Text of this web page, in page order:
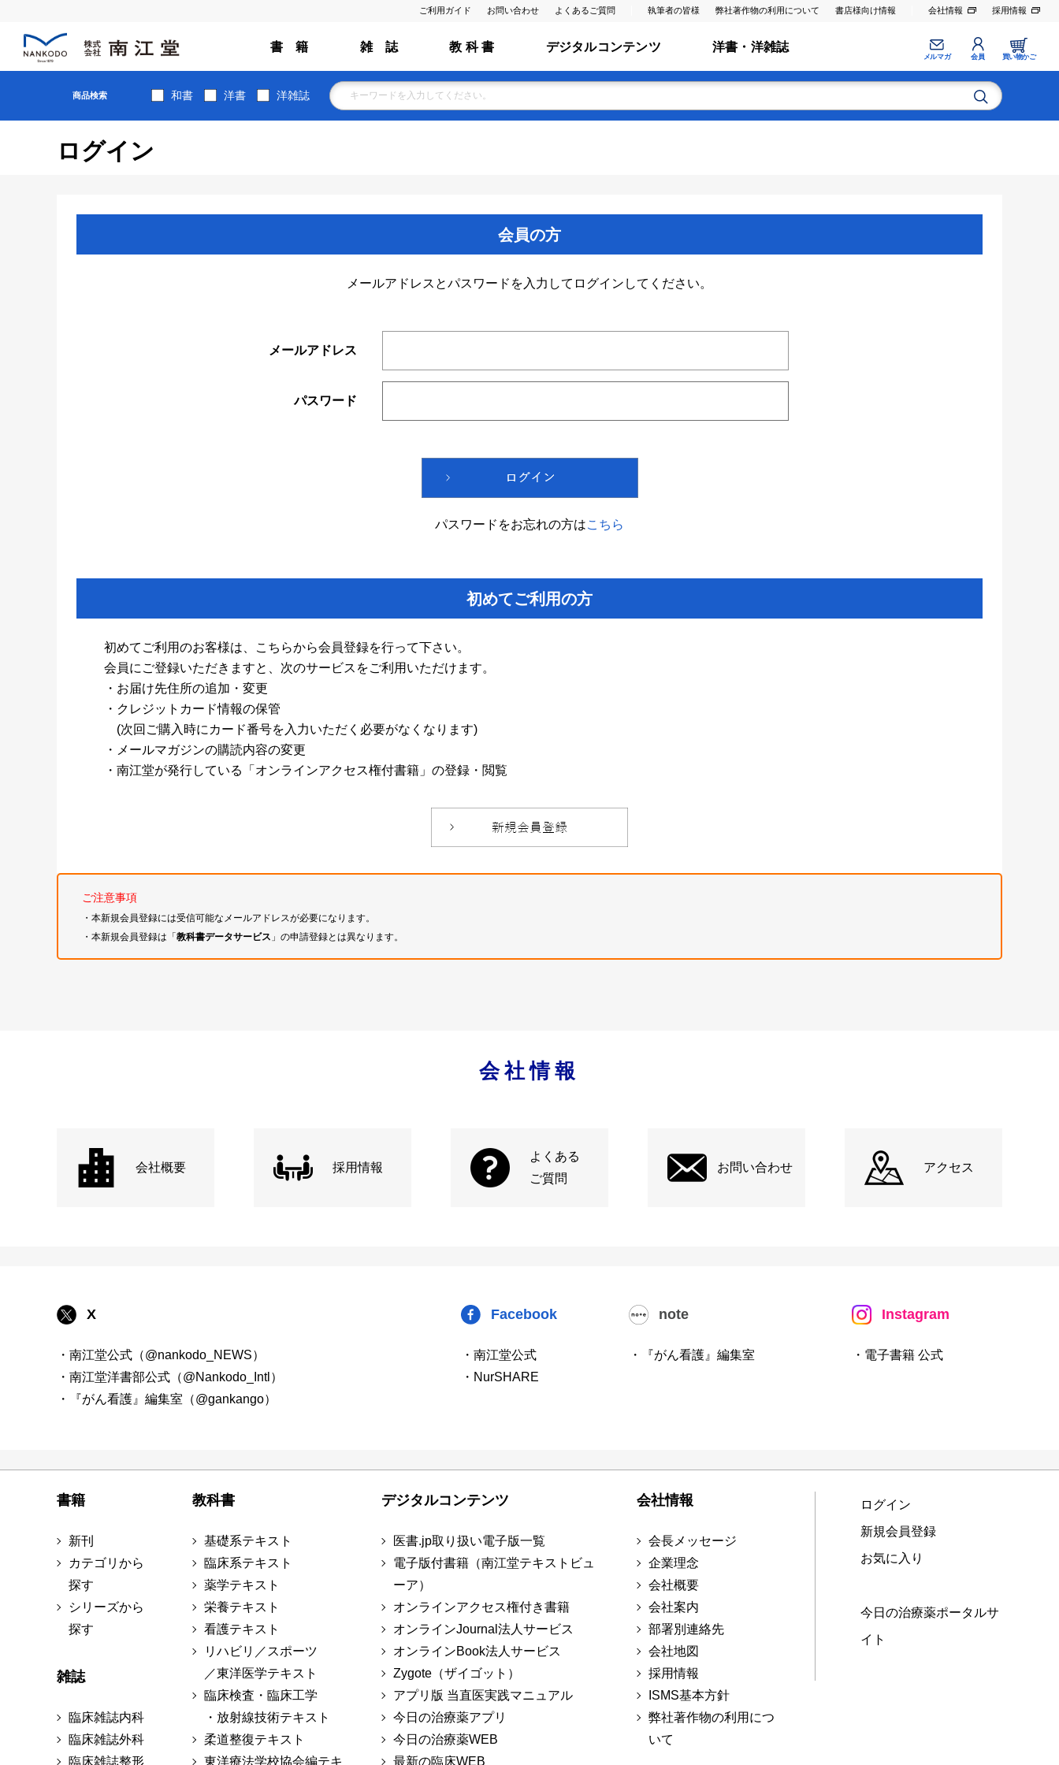
ご利用ガイド お問い合わせ よくあるご質問 執筆者の皆様 弊社著作物の利用について 書店様向け情報 会社情報 採用情報
書 籍 雑 誌 教 科 書 デジタルコンテンツ 洋書・洋雑誌
メルマガ 会員 買い物かご
商品検索 和書 洋書 洋雑誌
ログイン
会員の方
メールアドレスとパスワードを入力してログインしてください。
メールアドレス
パスワード
パスワードをお忘れの方はこちら
初めてご利用の方
初めてご利用のお客様は、こちらから会員登録を行って下さい。
会員にご登録いただきますと、次のサービスをご利用いただけます。
・お届け先住所の追加・変更
・クレジットカード情報の保管
(次回ご購入時にカード番号を入力いただく必要がなくなります)
・メールマガジンの購読内容の変更
・南江堂が発行している「オンラインアクセス権付書籍」の登録・閲覧
ご注意事項
・本新規会員登録には受信可能なメールアドレスが必要になります。
・本新規会員登録は「教科書データサービス 」の申請登録とは異なります。
会社情報
会社概要 採用情報
よくある
ご質問
お問い合わせ アクセス
X
・南江堂公式（@nankodo_NEWS）
・南江堂洋書部公式（@Nankodo_Intl）
・『がん看護』編集室（@gankango）
Facebook
・南江堂公式
・NurSHARE
note
・『がん看護』編集室
Instagram
・電子書籍 公式
書籍
新刊
カテゴリから
探す
シリーズから
探す
雑誌
臨床雑誌内科
臨床雑誌外科
臨床雑誌整形
教科書
基礎系テキスト
臨床系テキスト
薬学テキスト
栄養テキスト
看護テキスト
リハビリ／スポーツ
／東洋医学テキスト
臨床検査・臨床工学
・放射線技術テキスト
柔道整復テキスト
東洋療法学校協会編テキ
デジタルコンテンツ
医書.jp取り扱い電子版一覧
電子版付書籍（南江堂テキストビュ
ーア）
オンラインアクセス権付き書籍
オンラインJournal法人サービス
オンラインBook法人サービス
Zygote（ザイゴット）
アプリ版 当直医実践マニュアル
今日の治療薬アプリ
今日の治療薬WEB
最新の臨床WEB
会社情報
会長メッセージ
企業理念
会社概要
会社案内
部署別連絡先
会社地図
採用情報
ISMS基本方針
弊社著作物の利用につ
いて
ログイン
新規会員登録
お気に入り
今日の治療薬ポータルサ
イト